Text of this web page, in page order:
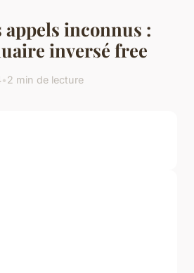
inconnus :
inversé free
•2 min de lecture